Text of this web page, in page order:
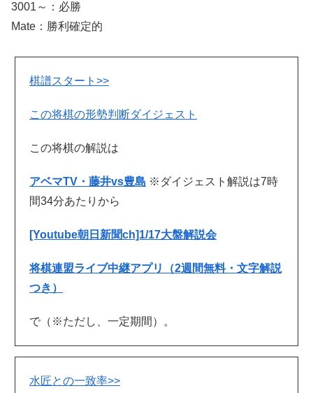
3001～：必勝
Mate：勝利確定的
棋譜スタート>>
この将棋の形勢判断ダイジェスト
この将棋の解説は
アベマTV・藤井vs豊島 ※ダイジェスト解説は7時
間34分あたりから
[Youtube朝日新聞ch]1/17大盤解説会
将棋連盟ライブ中継アプリ（2週間無料・文字解説
つき）
で（※ただし、一定期間）。
水匠との一致率>>